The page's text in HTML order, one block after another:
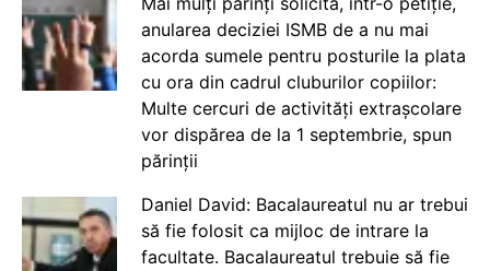
anularea deciziei ISMB de a nu mai
acorda sumele pentru posturile la plata
cu ora din cadrul cluburilor copiilor:
Multe cercuri de activități extrașcolare
vor dispărea de la 1 septembrie, spun
părinții
Daniel David: Bacalaureatul nu ar trebui
să fie folosit ca mijloc de intrare la
facultate. Bacalaureatul trebuie să fie